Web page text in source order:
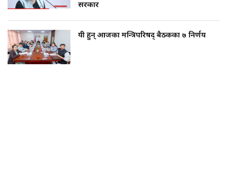
सरकार
यी हुन् आजका मन्त्रिपरिषद् बैठकका ७ निर्णय